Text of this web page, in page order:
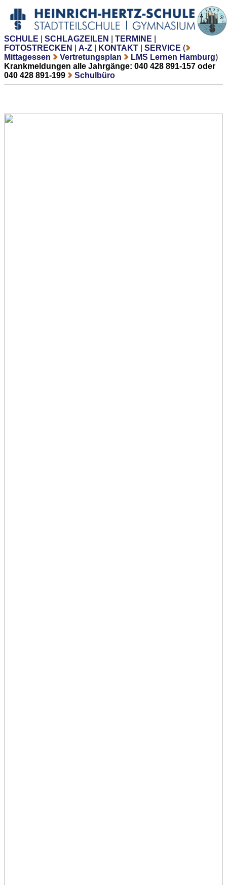
SCHULE SCHLAGZEILEN TERMINE
FOTOSTRECKEN
A-Z KONTAKT SERVICE (
Mittagessen
Vertretungsplan LMS Lernen Hamburg)
Krankmeldungen alle Jahrgänge: 040 428 891-157 oder
040 428 891-199
Schulbüro